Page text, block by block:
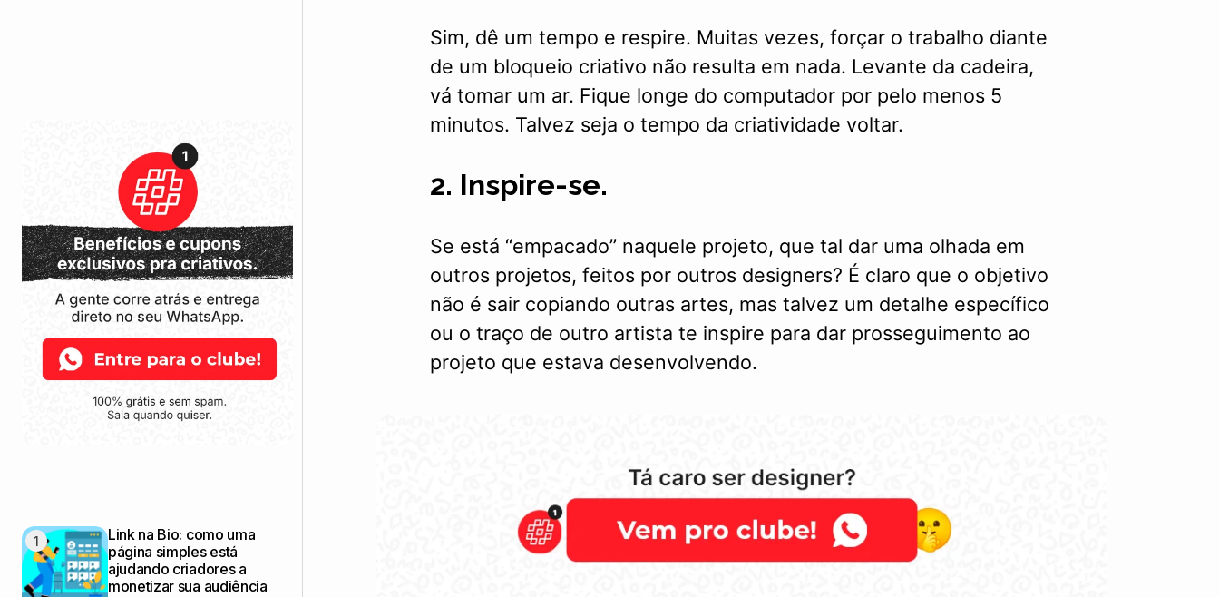
Sim, dê um tempo e respire. Muitas vezes, forçar o trabalho diante
de um bloqueio criativo não resulta em nada. Levante da cadeira,
vá tomar um ar. Fique longe do computador por pelo menos 5
minutos. Talvez seja o tempo da criatividade voltar.
2. Inspire-se.
Se está “empacado” naquele projeto, que tal dar uma olhada em
outros projetos, feitos por outros designers? É claro que o objetivo
não é sair copiando outras artes, mas talvez um detalhe específico
ou o traço de outro artista te inspire para dar prosseguimento ao
projeto que estava desenvolvendo.
Link na Bio: como uma
página simples está
ajudando criadores a
monetizar sua audiência